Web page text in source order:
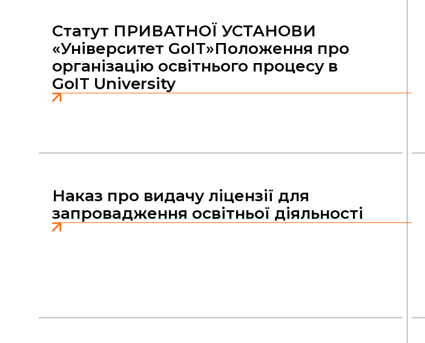
Статут ПРИВАТНОЇ УСТАНОВИ
«Університет GoIT»Положення про
організацію освітнього процесу в
GoIT University
Наказ про видачу ліцензії для
запровадження освітньої діяльності